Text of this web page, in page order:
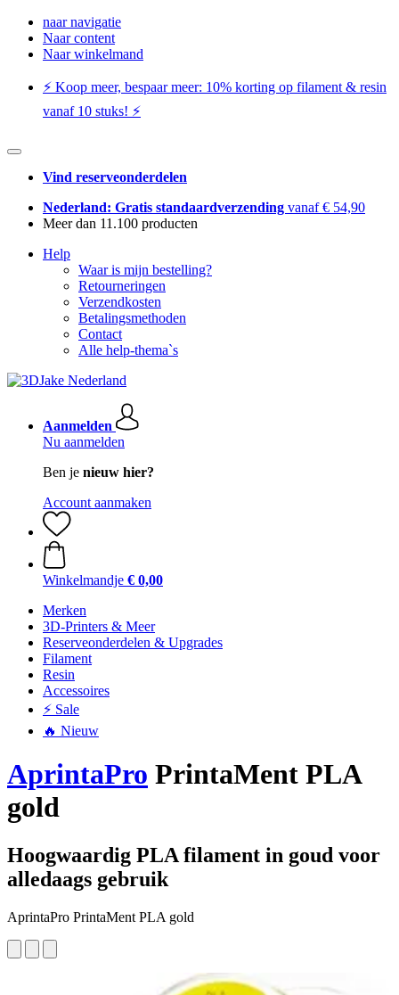
naar navigatie
Naar content
Naar winkelmand
⚡️ Koop meer, bespaar meer: ​​10% korting op filament & resin
vanaf 10 stuks! ⚡️
Vind reserveonderdelen
Nederland: Gratis standaardverzending vanaf € 54,90
Meer dan 11.100 producten
Help
Waar is mijn bestelling?
Retourneringen
Verzendkosten
Betalingsmethoden
Contact
Alle help-thema`s
Aanmelden
Nu aanmelden
Ben je nieuw hier?
Account aanmaken
Winkelmandje € 0,00
Merken
3D-Printers & Meer
Reserveonderdelen & Upgrades
Filament
Resin
Accessoires
⚡ Sale
🔥 Nieuw
AprintaPro PrintaMent PLA
gold
Hoogwaardig PLA filament in goud voor
alledaags gebruik
AprintaPro PrintaMent PLA gold